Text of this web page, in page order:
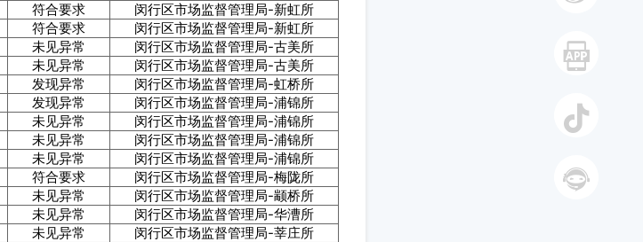
符合要求
闵行区市场监督管理局-新虹所
符合要求
闵行区市场监督管理局-新虹所
未见异常
闵行区市场监督管理局-古美所
未见异常
闵行区市场监督管理局-古美所
发现异常
闵行区市场监督管理局-虹桥所
发现异常
闵行区市场监督管理局-浦锦所
未见异常
闵行区市场监督管理局-浦锦所
未见异常
闵行区市场监督管理局-浦锦所
未见异常
闵行区市场监督管理局-浦锦所
符合要求
闵行区市场监督管理局-梅陇所
未见异常
闵行区市场监督管理局-颛桥所
未见异常
闵行区市场监督管理局-华漕所
未见异常
闵行区市场监督管理局-莘庄所
微博